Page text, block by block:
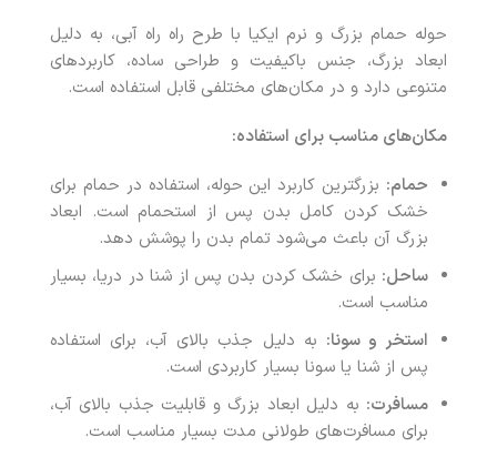
حوله حمام بزرگ و نرم ایکیا با طرح راه راه آبی، به دلیل
ابعاد بزرگ، جنس باکیفیت و طراحی ساده، کاربردهای
متنوعی دارد و در مکان‌های مختلفی قابل استفاده است.
مکان‌های مناسب برای استفاده:
حمام: بزرگترین کاربرد این حوله، استفاده در حمام برای
خشک کردن کامل بدن پس از استحمام است. ابعاد
بزرگ آن باعث می‌شود تمام بدن را پوشش دهد.
ساحل: برای خشک کردن بدن پس از شنا در دریا، بسیار
مناسب است.
استخر و سونا: به دلیل جذب بالای آب، برای استفاده
پس از شنا یا سونا بسیار کاربردی است.
مسافرت: به دلیل ابعاد بزرگ و قابلیت جذب بالای آب،
برای مسافرت‌های طولانی مدت بسیار مناسب است.